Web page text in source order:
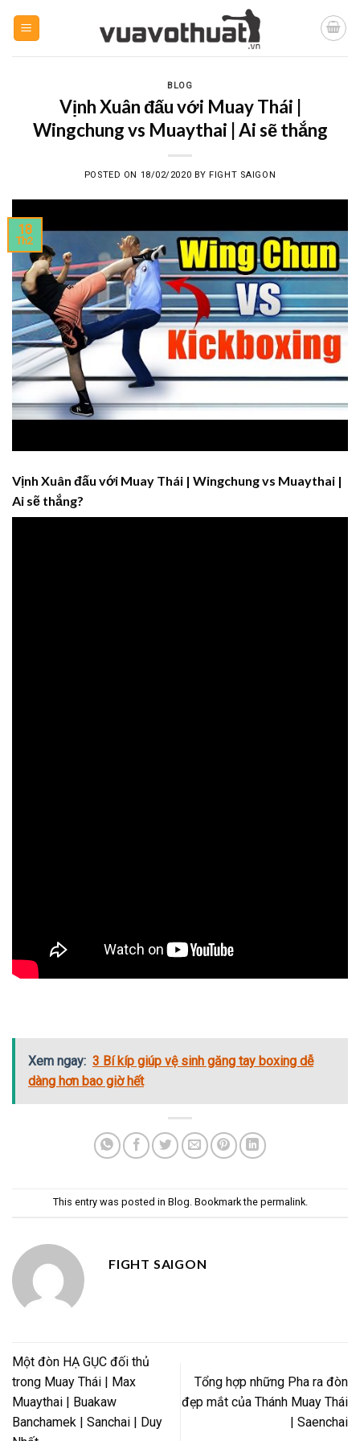
BLOG
Vịnh Xuân đấu với Muay Thái |
Wingchung vs Muaythai | Ai sẽ thắng
POSTED ON 18/02/2020 BYFIGHT SAIGON
18
Th2
Vịnh Xuân đấu với Muay Thái | Wingchung vs Muaythai |
Ai sẽ thắng?
Xem ngay: 3 Bí kíp giúp vệ sinh găng tay boxing dễ
dàng hơn bao giờ hết
This entry was posted in Blog. Bookmark the permalink.
FIGHT SAIGON
Một đòn HẠ GỤC đối thủ
trong Muay Thái | Max
Muaythai | Buakaw
Banchamek | Sanchai | Duy
Tổng hợp những Pha ra đòn
đẹp mắt của Thánh Muay Thái
| Saenchai